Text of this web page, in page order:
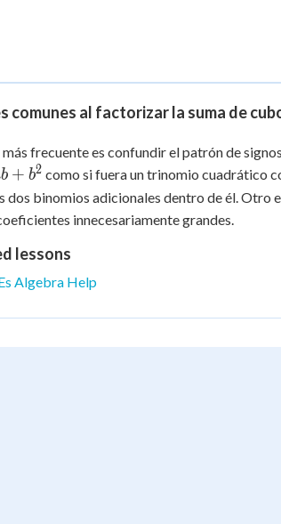
comunes al factorizar la suma de
frecuente es confundir el patrón de
+ b2 como si fuera un trinomio cuadrático
dos binomios adicionales dentro de él. Otro
innecesariamente grandes.
lessons
Algebra Help